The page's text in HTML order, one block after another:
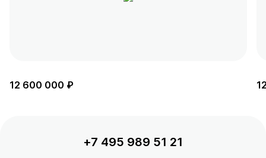
12 600 000 ₽
+7 495 989 51 21